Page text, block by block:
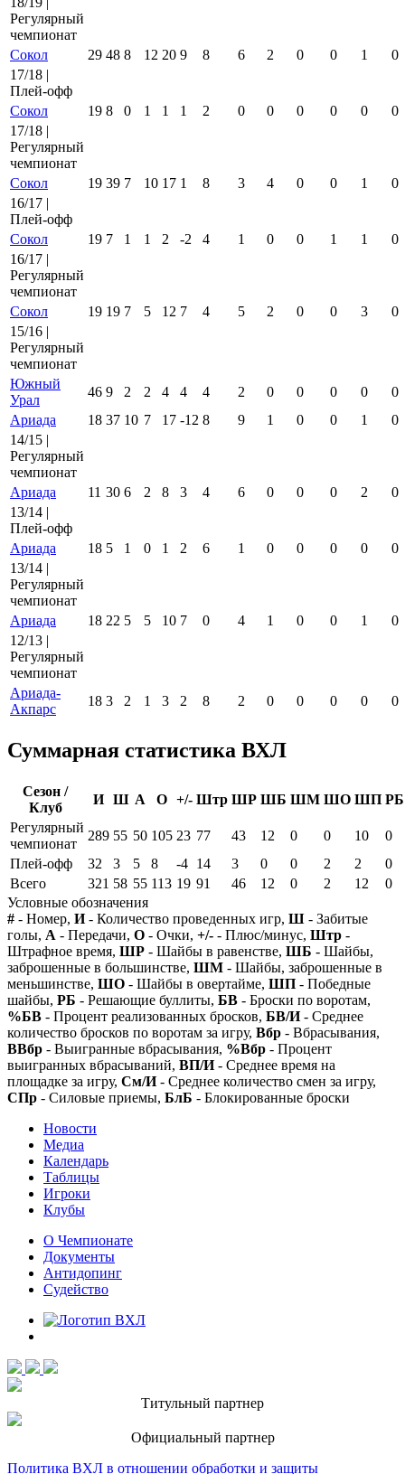
Регулярный
чемпионат
Сокол
29 48 8 12 20 9 8 6 2 0 0 1
0
17/18 |
Плей-офф
Сокол
19 8 0 1 1 1 2 0 0 0 0 0
0
17/18 |
Регулярный
чемпионат
Сокол
19 39 7 10 17 1 8 3 4 0 0 1
0
16/17 |
Плей-офф
Сокол
19 7 1 1 2 -2 4 1 0 0 1 1
0
16/17 |
Регулярный
чемпионат
Сокол
19 19 7 5 12 7 4 5 2 0 0 3
0
15/16 |
Регулярный
чемпионат
Южный
Урал
46 9 2 2 4 4 4 2 0 0 0 0
0
Ариада
18 37 10 7 17 -12 8 9 1 0 0 1
0
14/15 |
Регулярный
чемпионат
Ариада
11 30 6 2 8 3 4 6 0 0 0 2
0
13/14 |
Плей-офф
Ариада
18 5 1 0 1 2 6 1 0 0 0 0
0
13/14 |
Регулярный
чемпионат
Ариада
18 22 5 5 10 7 0 4 1 0 0 1
0
12/13 |
Регулярный
чемпионат
Ариада-
Акпарс
18 3 2 1 3 2 8 2 0 0 0 0 0
Суммарная статистика ВХЛ
Сезон /
Клуб
И Ш А О +/- Штр ШР ШБ ШМ ШО ШП РБ
Регулярный
чемпионат
289 55 50 105 23 77 43 12 0 0 10
0
Плей-офф
32 3 5 8 -4 14 3 0 0 2 2
0
Всего
321 58 55 113 19 91 46 12 0 2 12
0
Условные обозначения
# - Номер, И- Количество проведенных игр, Ш - Забитые
голы, А - Передачи, О - Очки, +/- - Плюс/минус, Штр -
Штрафное время, ШР - Шайбы в равенстве, ШБ - Шайбы,
заброшенные в большинстве, ШМ - Шайбы, заброшенные в
меньшинстве, ШО - Шайбы в овертайме, ШП - Победные
шайбы, РБ - Решающие буллиты, БВ - Броски по воротам,
%БВ - Процент реализованных бросков, БВ/И- Среднее
количество бросков по воротам за игру, Вбр - Вбрасывания,
ВВбр - Выигранные вбрасывания, %Вбр - Процент
выигранных вбрасываний, ВП/И- Среднее время на
площадке за игру, См/И- Среднее количество смен за игру,
СПр - Силовые приемы, БлБ - Блокированные броски
Новости
Медиа
Календарь
Таблицы
Игроки
Клубы
О Чемпионате
Документы
Антидопинг
Судейство
Титульный партнер
Официальный партнер
Политика ВХЛ в отношении обработки и защиты